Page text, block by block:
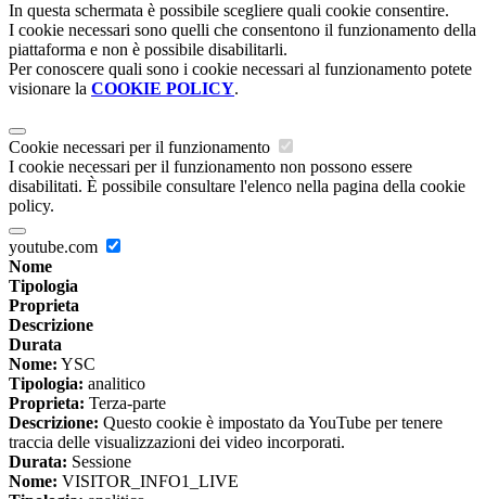
In questa schermata è possibile scegliere quali cookie consentire.
I cookie necessari sono quelli che consentono il funzionamento della
piattaforma e non è possibile disabilitarli.
Per conoscere quali sono i cookie necessari al funzionamento potete
visionare la COOKIE POLICY.
Cookie necessari per il funzionamento
I cookie necessari per il funzionamento non possono essere
disabilitati. È possibile consultare l'elenco nella pagina della cookie
policy.
youtube.com
Nome
Tipologia
Proprieta
Descrizione
Durata
Nome: YSC
Tipologia: analitico
Proprieta: Terza-parte
Descrizione: Questo cookie è impostato da YouTube per tenere
traccia delle visualizzazioni dei video incorporati.
Durata: Sessione
Nome: VISITOR_INFO1_LIVE